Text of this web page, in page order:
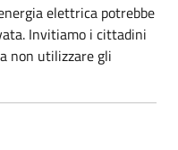
elettrica potrebbe
Invitiamo i cittadini
non utilizzare gli